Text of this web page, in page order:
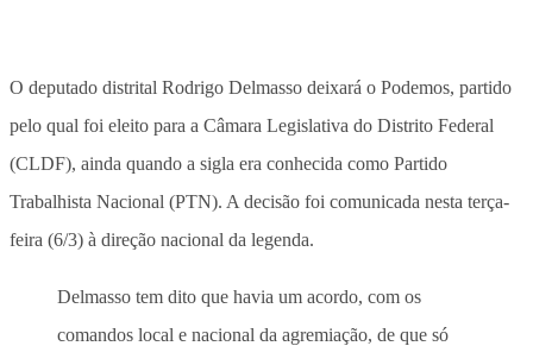
O deputado distrital Rodrigo Delmasso deixará o Podemos, partido
pelo qual foi eleito para a Câmara Legislativa do Distrito Federal
(CLDF), ainda quando a sigla era conhecida como Partido
Trabalhista Nacional (PTN). A decisão foi comunicada nesta terça-
feira (6/3) à direção nacional da legenda.
Delmasso tem dito que havia um acordo, com os
comandos local e nacional da agremiação, de que só